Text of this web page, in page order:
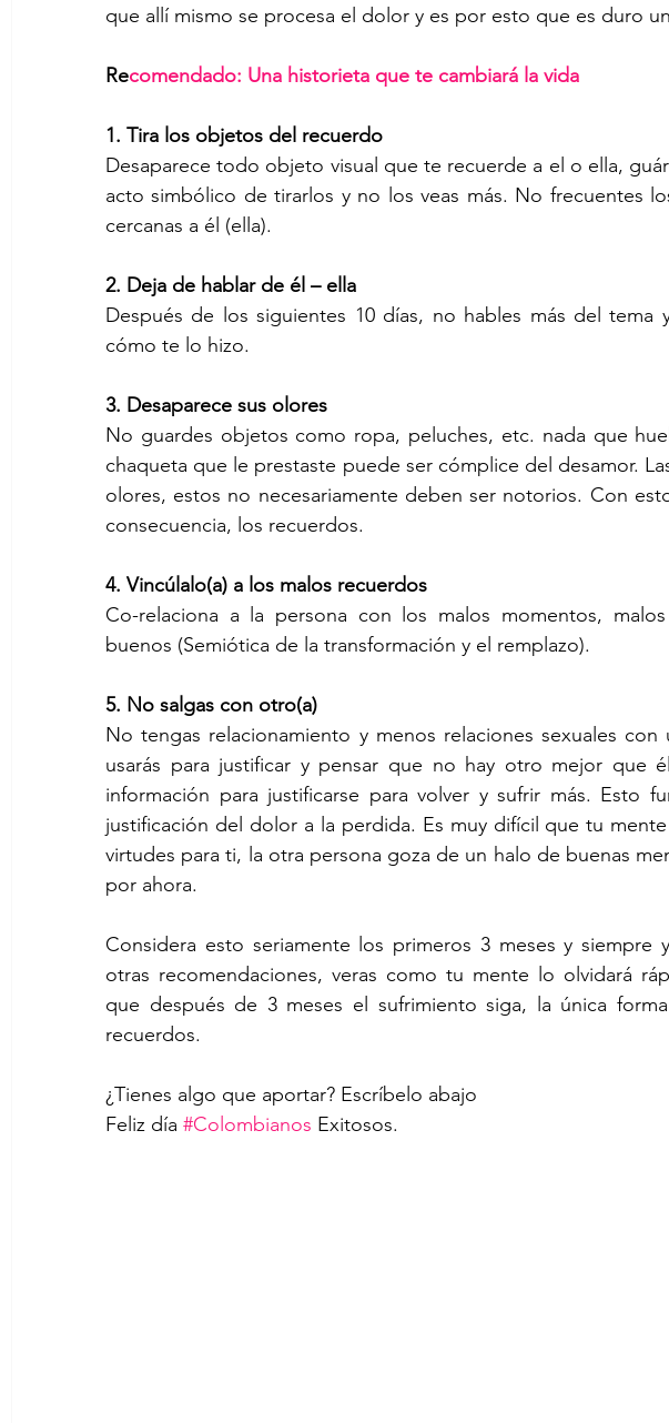
que allí mismo se procesa el dolor y es por esto que es duro
Recomendado: Una historieta que te cambiará la vida
1. Tira los objetos del recuerdo
Desaparece todo objeto visual que te recuerde a el o ella,
acto simbólico de tirarlos y no los veas más. No frecuentes
cercanas a él (ella).
2. Deja de hablar de él – ella
Después de los siguientes 10 días, no hables más del
cómo te lo hizo.
3. Desaparece sus olores
No guardes objetos como ropa, peluches, etc. nada que
chaqueta que le prestaste puede ser cómplice del desamor.
olores, estos no necesariamente deben ser notorios. Con
consecuencia, los recuerdos.
4. Vincúlalo(a) a los malos recuerdos
Co-relaciona a la persona con los malos momentos,
buenos (Semiótica de la transformación y el remplazo).
5. No salgas con otro(a)
No tengas relacionamiento y menos relaciones sexuales
usarás para justificar y pensar que no hay otro mejor que
información para justificarse para volver y sufrir más. Esto
justificación del dolor a la perdida. Es muy difícil que tu
virtudes para ti, la otra persona goza de un halo de buenas
por ahora.
Considera esto seriamente los primeros 3 meses y siempre
otras recomendaciones, veras como tu mente lo olvidará
que después de 3 meses el sufrimiento siga, la única
recuerdos.
¿Tienes algo que aportar? Escríbelo abajo
Feliz día #Colombianos Exitosos.